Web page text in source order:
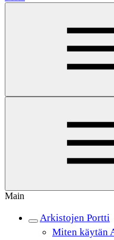
Main
Arkistojen Portti
Miten käytän